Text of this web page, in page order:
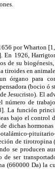
por Wharton
1926,
de su
en
órgano para
(bocio ó
Jesucristo). El
número de
La función
bajo el control
dichas
de
se producen
ser
Da) la